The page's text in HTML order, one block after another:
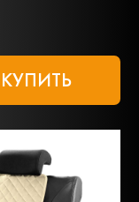
КУПИТЬ